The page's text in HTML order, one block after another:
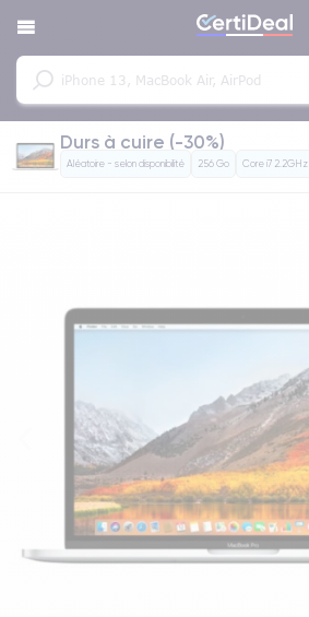
Durs à cuire (-30%)
Aléatoire - selon disponibilité 256 Go Core i7 2.2GHz